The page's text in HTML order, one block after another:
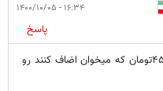
۱۶:۳۴ - ۱۴۰۰/۱۰/۰۵
پاسخ
همین الان هم نمیتونیم بخریم.یعنی برای ۴۵تومان که میخوان اضاف کنند رو